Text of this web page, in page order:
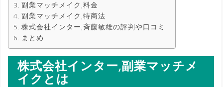
副業マッチメイク,料金
副業マッチメイク,特商法
株式会社インター,斉藤敏雄の評判や口コミ
まとめ
株式会社インター,副業マッチメ
イクとは